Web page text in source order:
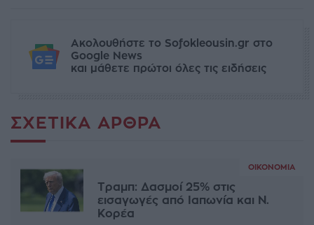
Ακολουθήστε το Sofokleousin.gr στο
Google News
και μάθετε πρώτοι όλες τις ειδήσεις
ΣΧΕΤΙΚΆ ΆΡΘΡΑ
ΟΙΚΟΝΟΜΊΑ
Τραμπ: Δασμοί 25% στις
εισαγωγές από Ιαπωνία και Ν.
Κορέα